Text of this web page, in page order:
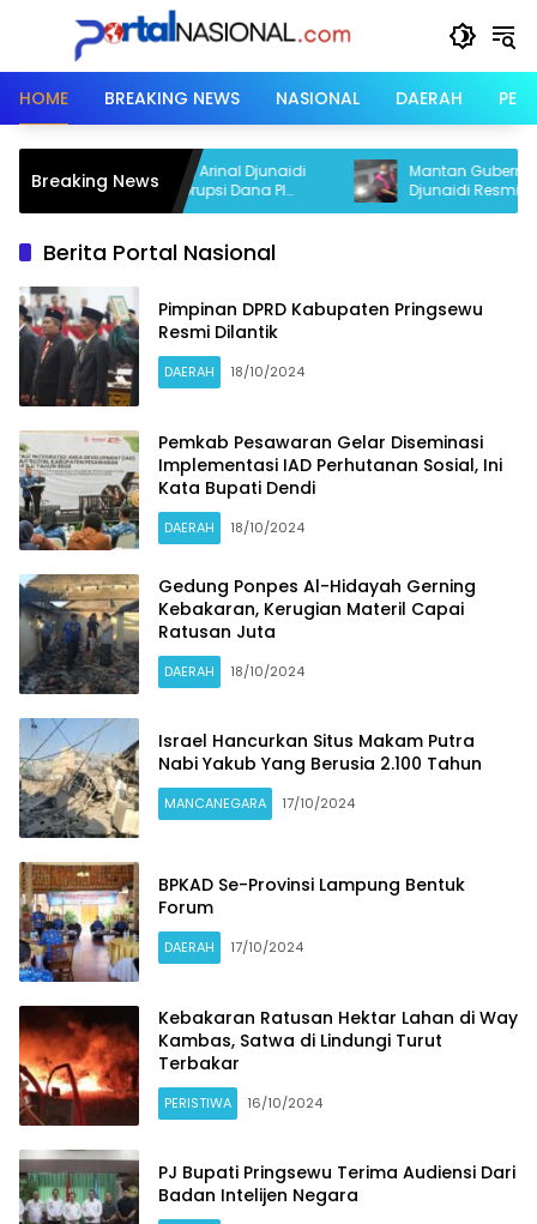
HOME
BREAKING NEWS NASIONAL DAERAH
Breaking News
Lampung Arinal Djunaidi
Dugaan Korupsi Dana PI
Mantan Gubernur Lampung
Djunaidi Resmi Jadi
PT LEB
Berita Portal Nasional
Pimpinan DPRD Kabupaten Pringsewu
Resmi Dilantik
DAERAH 18/10/2024
Pemkab Pesawaran Gelar Diseminasi
Implementasi IAD Perhutanan Sosial, Ini
Kata Bupati Dendi
DAERAH 18/10/2024
Gedung Ponpes Al-Hidayah Gerning
Kebakaran, Kerugian Materil Capai
Ratusan Juta
DAERAH 18/10/2024
Portal
Nasional
– Update
Berita
Harian
Indonesia
dan
Dunia
Israel Hancurkan Situs Makam Putra
Nabi Yakub Yang Berusia 2.100 Tahun
MANCANEGARA 17/10/2024
BPKAD Se-Provinsi Lampung Bentuk
Forum
DAERAH 17/10/2024
Kebakaran Ratusan Hektar Lahan di Way
Kambas, Satwa di Lindungi Turut
Terbakar
PERISTIWA 16/10/2024
PJ Bupati Pringsewu Terima Audiensi Dari
Badan Intelijen Negara